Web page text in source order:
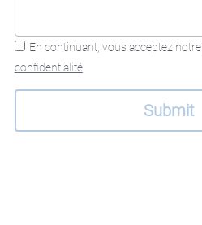
En continuant, vous acceptez notre
confidentialité
Submit